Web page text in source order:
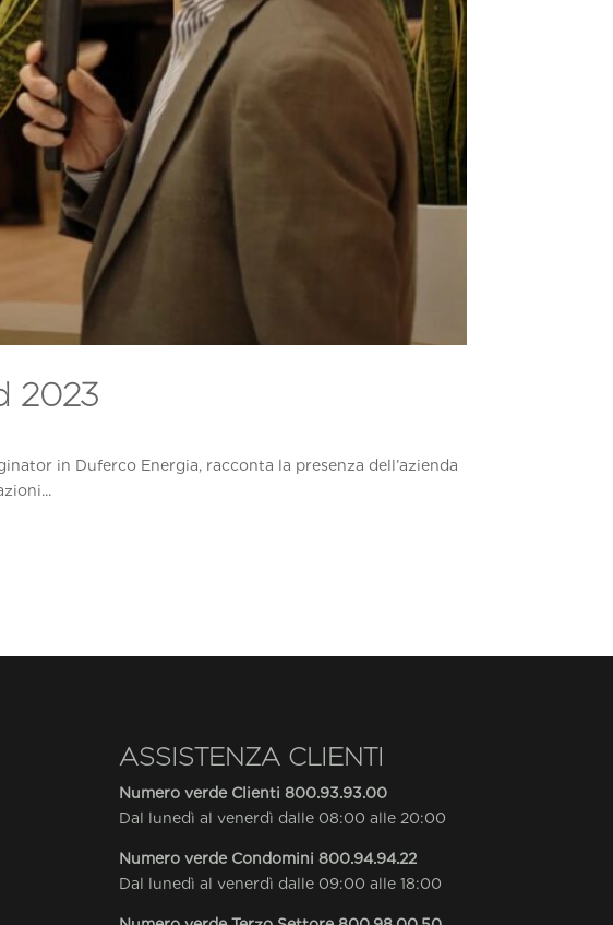
2023
in Duferco Energia, racconta la presenza dell’azienda
ASSISTENZA CLIENTI
Numero verde Clienti 800.93.93.00
Dal lunedì al venerdì dalle 08:00 alle 20:00
Numero verde Condomini 800.94.94.22
Dal lunedì al venerdì dalle 09:00 alle 18:00